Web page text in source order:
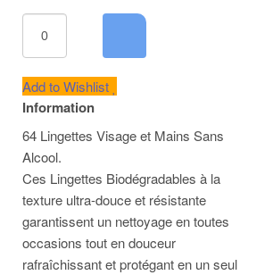
Add to Wishlist
Information
64 Lingettes Visage et Mains Sans
Alcool.
Ces Lingettes Biodégradables à la
texture ultra-douce et résistante
garantissent un nettoyage en toutes
occasions tout en douceur
rafraîchissant et protégant en un seul